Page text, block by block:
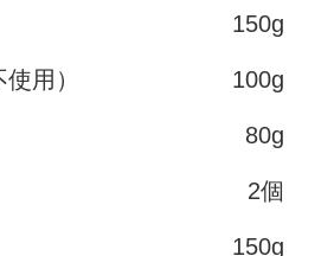
150g
用） 100g
80g
2個
150g